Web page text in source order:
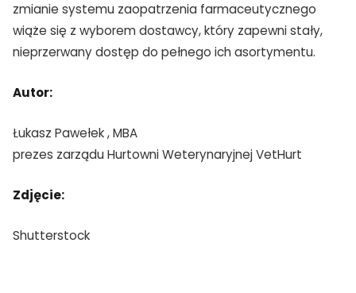
zmianie systemu zaopatrzenia farmaceutycznego
wiąże się z wyborem dostawcy, który zapewni stały,
nieprzerwany dostęp do pełnego ich asortymentu.
Autor:
Łukasz Pawełek , MBA
prezes zarządu Hurtowni Weterynaryjnej VetHurt
Zdjęcie:
Shutterstock